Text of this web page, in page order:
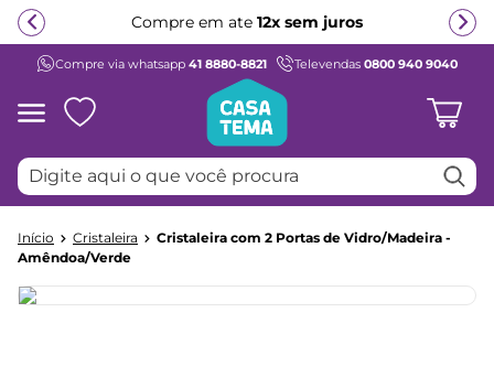
Compre em ate 12x sem juros
Compre via whatsapp 41 8880-8821 Televendas 0800 940 9040
Digite aqui o que você procura
Cristaleira
Cristaleira com 2 Portas de Vidro/Madeira -
Amêndoa/Verde
Termos mais buscados
1º
beliche
º
bicama
5º
escrivaninha
6º
treliche